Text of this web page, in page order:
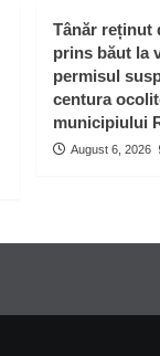
Tânăr reținut
prins băut la
permisul
centura
municipiului
August 6, 2026